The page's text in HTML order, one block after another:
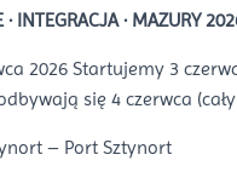
· INTEGRACJA · MAZURY
2026 Startujemy 3
się 4 czerwca
– Port Sztynort